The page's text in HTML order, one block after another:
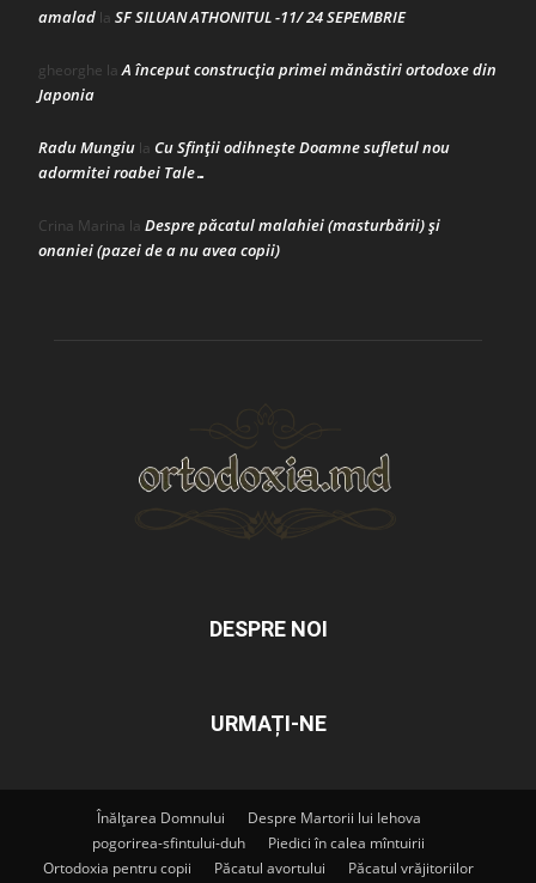
amalad la SF SILUAN ATHONITUL -11/ 24 SEPEMBRIE
gheorghe laA început construcţia primei mănăstiri ortodoxe din
Japonia
Radu Mungiu la Cu Sfinții odihnește Doamne sufletul nou
adormitei roabei Tale…
Crina Marina la Despre păcatul malahiei (masturbării) şi
onaniei (pazei de a nu avea copii)
DESPRE NOI
URMAȚI-NE
Înălțarea Domnului
Despre Martorii lui Iehova
pogorirea-sfintului-duh
Piedici în calea mîntuirii
Ortodoxia pentru copii
Păcatul avortului Păcatul vrăjitoriilor